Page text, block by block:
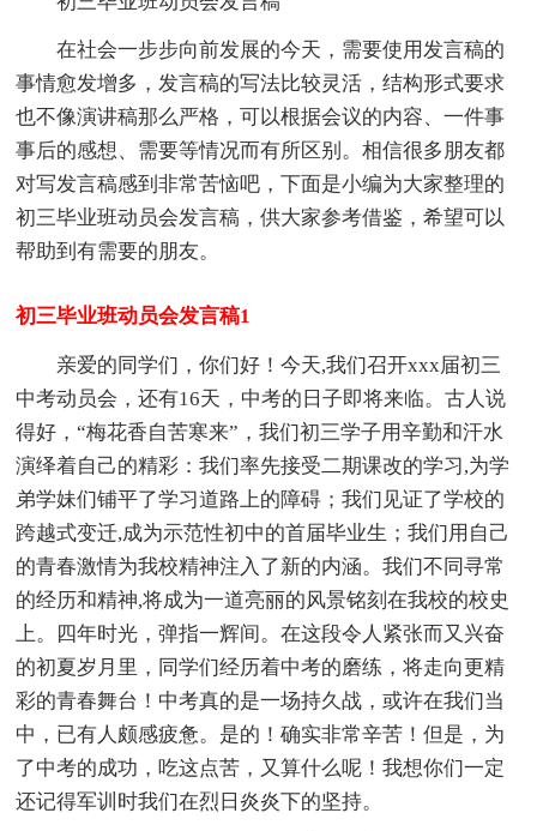
在社会一步步向前发展的今天，需要使用发言稿的
事情愈发增多，发言稿的写法比较灵活，结构形式要求
也不像演讲稿那么严格，可以根据会议的内容、一件事
事后的感想、需要等情况而有所区别。相信很多朋友都
对写发言稿感到非常苦恼吧，下面是小编为大家整理的
初三毕业班动员会发言稿，供大家参考借鉴，希望可以
帮助到有需要的朋友。
初三毕业班动员会发言稿1
亲爱的同学们，你们好！今天,我们召开xxx届初三
中考动员会，还有16天，中考的日子即将来临。古人说
得好，“梅花香自苦寒来”，我们初三学子用辛勤和汗水
演绎着自己的精彩：我们率先接受二期课改的学习,为学
弟学妹们铺平了学习道路上的障碍；我们见证了学校的
跨越式变迁,成为示范性初中的首届毕业生；我们用自己
的青春激情为我校精神注入了新的内涵。我们不同寻常
的经历和精神,将成为一道亮丽的风景铭刻在我校的校史
上。四年时光，弹指一辉间。在这段令人紧张而又兴奋
的初夏岁月里，同学们经历着中考的磨练，将走向更精
彩的青春舞台！中考真的是一场持久战，或许在我们当
中，已有人颇感疲惫。是的！确实非常辛苦！但是，为
了中考的成功，吃这点苦，又算什么呢！我想你们一定
还记得军训时我们在烈日炎炎下的坚持。